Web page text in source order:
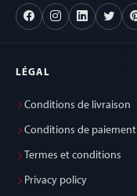
LÉGAL
Conditions de livraison
Conditions de paiement
Termes et conditions
Privacy policy